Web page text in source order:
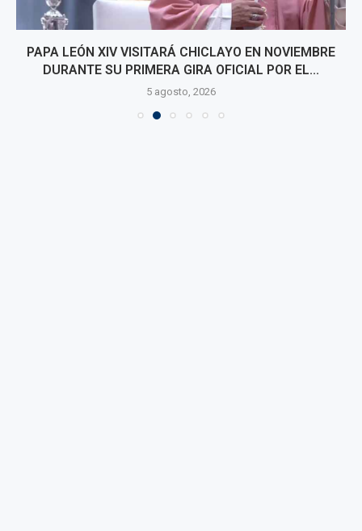
PAPA LEÓN XIV VISITARÁ CHICLAYO EN NOVIEMBRE
DURANTE SU PRIMERA GIRA OFICIAL POR EL...
5 agosto, 2026